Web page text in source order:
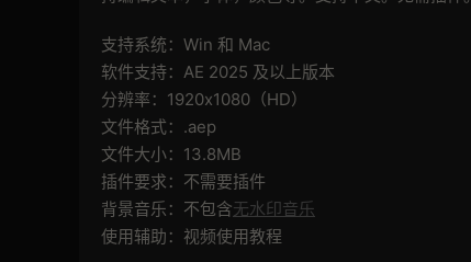
支持系统：Win 和 Mac
软件支持：AE 2025 及以上版本
分辨率：1920x1080（HD）
文件格式：.aep
文件大小：13.8MB
插件要求：不需要插件
背景音乐：不包含无水印音乐
使用辅助：视频使用教程